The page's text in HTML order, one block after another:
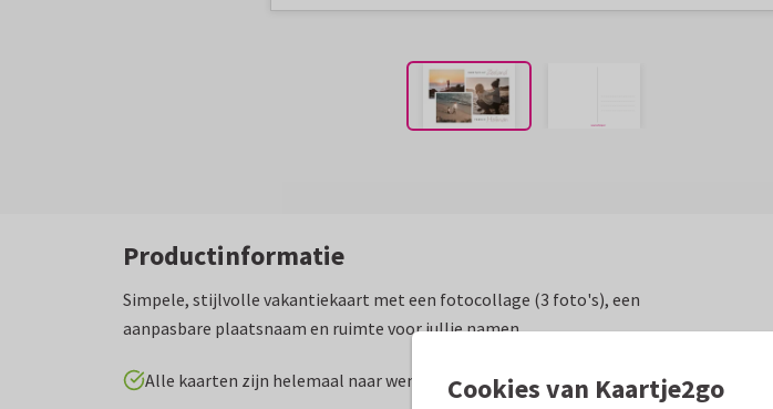
Productinformatie
Simpele, stijlvolle vakantiekaart met een fotocollage (3 foto's), een
aanpasbare plaatsnaam en ruimte voor jullie namen.
Alle kaarten zijn helemaal naar wens aan te passenCookies van Kaartje2go